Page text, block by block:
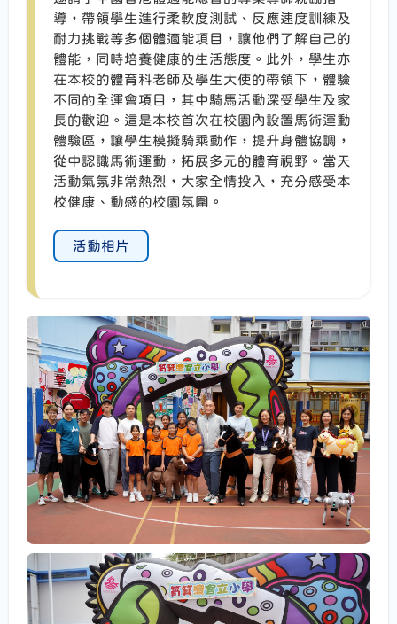
導，帶領學生進行柔軟度測試、反應速度訓練及
耐力挑戰等多個體適能項目，讓他們了解自己的
體能，同時培養健康的生活態度。此外，學生亦
在本校的體育科老師及學生大使的帶領下，體驗
不同的全運會項目，其中騎馬活動深受學生及家
長的歡迎。這是本校首次在校園內設置馬術運動
體驗區，讓學生模擬騎乘動作，提升身體協調，
從中認識馬術運動，拓展多元的體育視野。當天
活動氣氛非常熱烈，大家全情投入，充分感受本
校健康、動感的校園氛圍。
活動相片